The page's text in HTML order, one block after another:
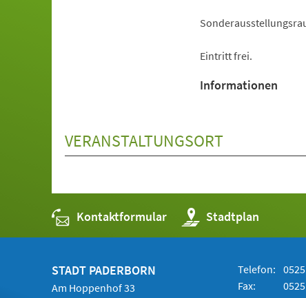
Eintritt frei.
Informationen
VERANSTALTUNGSORT
Kontaktformular Stadtplan
(Öffnet
in
einem
STADT PADERBORN
Am Hoppenhof 33
Telefon:
Fax: